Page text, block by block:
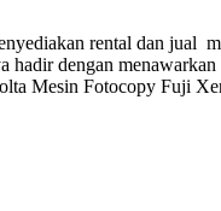
rental dan jual
dengan
Mesin Fotocopy Fuji